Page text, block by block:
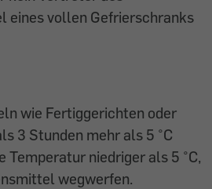
eines vollen Gefrierschranks
wie Fertiggerichten oder
3 Stunden mehr als 5 °C
Temperatur niedriger als 5 °C,
wegwerfen.